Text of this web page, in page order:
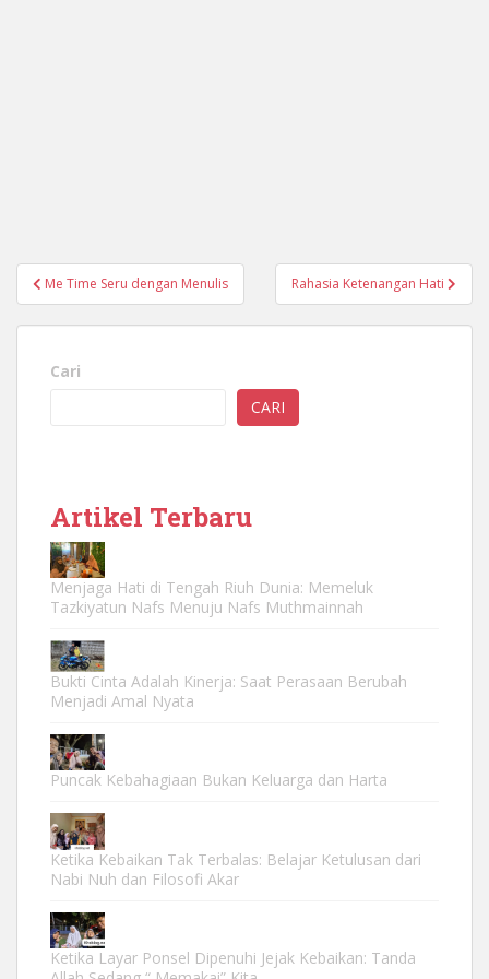
Navigasi
pos
Me Time Seru dengan Menulis Rahasia Ketenangan Hati
Cari
CARI
Artikel Terbaru
Menjaga Hati di Tengah Riuh Dunia: Memeluk
Tazkiyatun Nafs Menuju Nafs Muthmainnah
Bukti Cinta Adalah Kinerja: Saat Perasaan Berubah
Menjadi Amal Nyata
Puncak Kebahagiaan Bukan Keluarga dan Harta
Ketika Kebaikan Tak Terbalas: Belajar Ketulusan dari
Nabi Nuh dan Filosofi Akar
Ketika Layar Ponsel Dipenuhi Jejak Kebaikan: Tanda